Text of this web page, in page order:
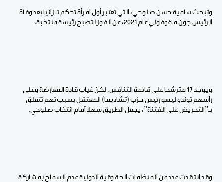
وتبحث سامية حسن صلوحي، التي تعتبر أول امرأة تحكم تنزانيا بعد وفاة
الرئيس جون ماغوفولي عام 2021، عن الفوز لتصبح رئيسة منتخبة.
ويوجد 17 مترشحا على قائمة التنافس، لكن غياب قادة المعارضة وعلى
رأسهم توندو ليسو رئيس حزب (تشاديما) المعتقل بسبب تهم تتعلق
بـ”التحريض على الفتنة”، يجعل الطريق سهلا أمام انتخاب صلوحي.
وقد انتقدت عدد من المنظمات الحقوقية الدولية عدم السماح بمشاركة